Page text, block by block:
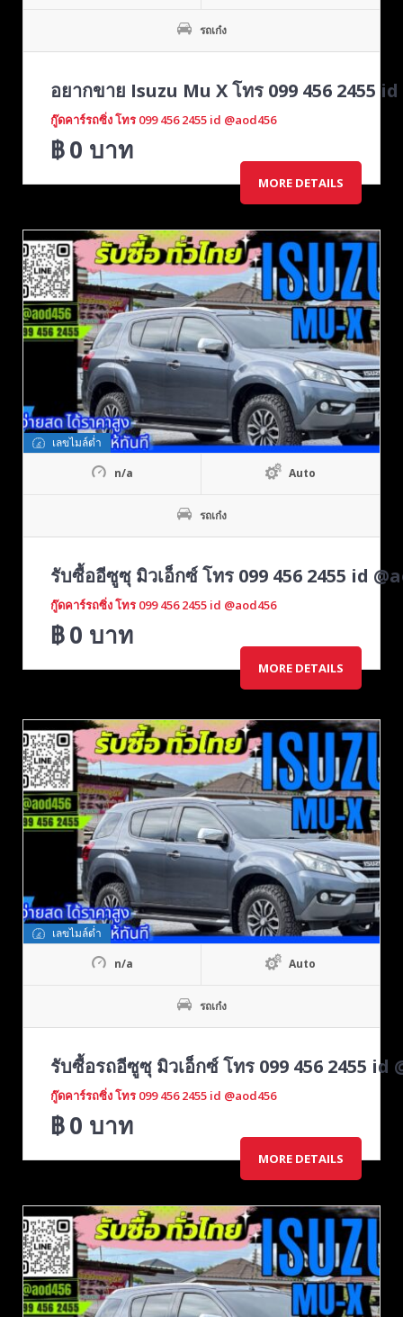
รถเก๋ง
อยากขาย Isuzu Mu X โทร 099 456 2455
กู๊ดคาร์รถซิ่ง โทร 099 456 2455 id @aod456
฿0 บาท
MORE DETAILS
เลขไมล์ต่ำ
n/a
Auto
รถเก๋ง
รับซื้ออีซูซุ มิวเอ็กซ์ โทร 099 456 2455 id
กู๊ดคาร์รถซิ่ง โทร 099 456 2455 id @aod456
฿0 บาท
MORE DETAILS
เลขไมล์ต่ำ
n/a
Auto
รถเก๋ง
รับซื้อรถอีซูซุ มิวเอ็กซ์ โทร 099 456 2455 id
กู๊ดคาร์รถซิ่ง โทร 099 456 2455 id @aod456
฿0 บาท
MORE DETAILS